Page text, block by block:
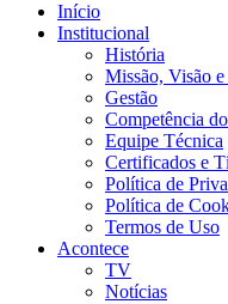
Início
Institucional
História
Missão, Visão
Gestão
Competência
Equipe Técnica
Certificados e
Política de
Política de
Termos de Uso
Acontece
TV
Notícias